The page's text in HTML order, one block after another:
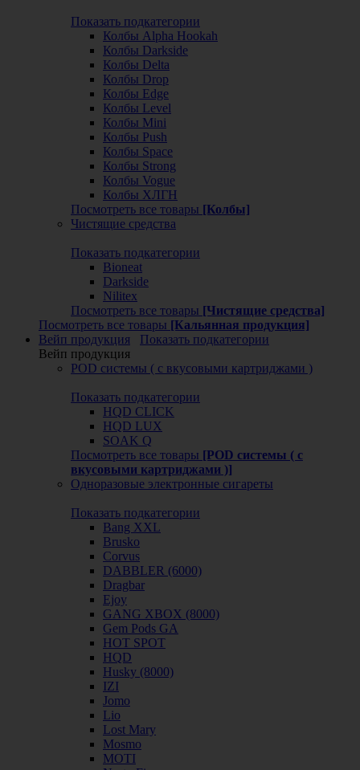
Показать подкатегории
Колбы Alpha Hookah
Колбы Darkside
Колбы Delta
Колбы Drop
Колбы Edge
Колбы Level
Колбы Mini
Колбы Push
Колбы Space
Колбы Strong
Колбы Vogue
Колбы ХЛГН
Посмотреть все товары [Колбы]
Чистящие средства
Показать подкатегории
Bioneat
Darkside
Nilitex
Посмотреть все товары [Чистящие средства]
Посмотреть все товары [Кальянная продукция]
Вейп продукция
Показать подкатегории
Вейп продукция
POD системы ( с вкусовыми картриджами )
Показать подкатегории
HQD CLICK
HQD LUX
SOAK Q
Посмотреть все товары [POD системы ( с
вкусовыми картриджами )]
Одноразовые электронные сигареты
Показать подкатегории
Bang XXL
Brusko
Corvus
DABBLER (6000)
Dragbar
Ejoy
GANG XBOX (8000)
Gem Pods GA
HOT SPOT
HQD
Husky (8000)
IZI
Jomo
Lio
Lost Mary
Mosmo
MOTI